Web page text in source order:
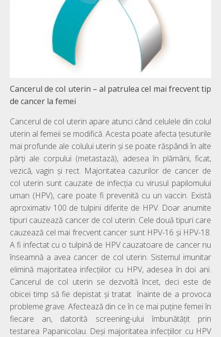
Cancerul de col uterin – al patrulea cel mai frecvent tip
de cancer la femei
Cancerul de col uterin apare atunci când celulele din colul
uterin al femeii se modifică. Acesta poate afecta țesuturile
mai profunde ale colului uterin și se poate răspândi în alte
părți ale corpului (metastază), adesea în plămâni, ficat,
vezică, vagin și rect. Majoritatea cazurilor de cancer de
col uterin sunt cauzate de infecția cu virusul papilomului
uman (HPV), care poate fi prevenită cu un vaccin. Există
aproximativ 100 de tulpini diferite de HPV. Doar anumite
tipuri cauzează cancer de col uterin. Cele două tipuri care
cauzează cel mai frecvent cancer sunt HPV-16 și HPV-18.
A fi infectat cu o tulpină de HPV cauzatoare de cancer nu
înseamnă a avea cancer de col uterin. Sistemul imunitar
elimină majoritatea infecțiilor cu HPV, adesea în doi ani.
Cancerul de col uterin se dezvoltă încet, deci este de
obicei timp să fie depistat și tratat înainte de a provoca
probleme grave. Afectează din ce în ce mai puține femei în
fiecare an, datorită screening-ului îmbunătățit prin
testarea Papanicolau. Deși majoritatea infecțiilor cu HPV